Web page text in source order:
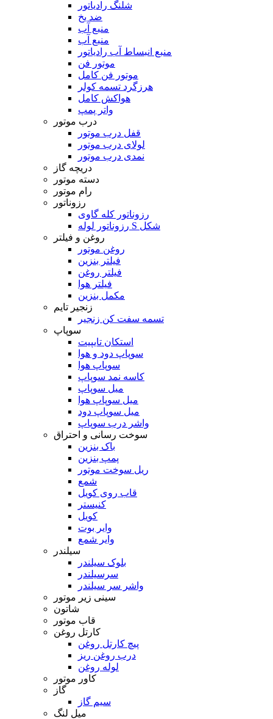
شلنگ رادیاتور
ضد یخ
منبع آب
منبع آب
منبع انبساط آب رادیاتور
موتور فن
موتور فن کامل
هرزگرد تسمه کولر
هواکش کامل
واتر پمپ
درب موتور
قفل درب موتور
لولای درب موتور
نمدی درب موتور
دریچه گاز
دسته موتور
رام موتور
رزوناتور
رزوناتور کله گاوی
رزوناتور لوله S شکل
روغن و فیلتر
روغن موتور
فیلتر بنزین
فیلتر روغن
فیلتر هوا
مکمل بنزین
زنجیر تایم
تسمه سفت کن زنجیر
سوپاپ
استکان تایپیت
سوپاپ دود و هوا
سوپاپ هوا
کاسه نمد سوپاپ
میل سوپاپ
میل سوپاپ هوا
میل سوپاپ دود
واشر درب سوپاپ
سوخت رسانی و احتراق
باک بنزین
پمپ بنزین
ریل سوخت موتور
شمع
قاب روی کویل
کنیستر
کویل
وایر بوت
وایر شمع
سیلندر
بلوک سیلندر
سرسیلندر
واشر سر سیلندر
سینی زیر موتور
شاتون
قاب موتور
کارتل روغن
پیچ کارتل روغن
درب روغن ریز
لوله روغن
کاور موتور
گاز
سیم گاز
میل لنگ